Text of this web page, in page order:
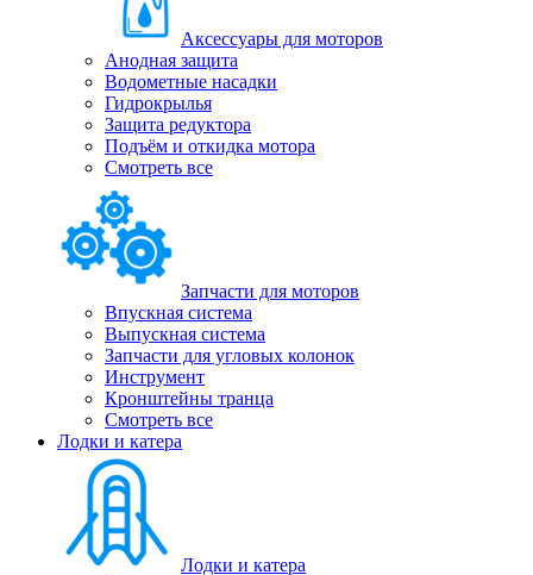
Аксессуары для моторов
Анодная защита
Водометные насадки
Гидрокрылья
Защита редуктора
Подъём и откидка мотора
Смотреть все
Запчасти для моторов
Впускная система
Выпускная система
Запчасти для угловых колонок
Инструмент
Кронштейны транца
Смотреть все
Лодки и катера
Лодки и катера